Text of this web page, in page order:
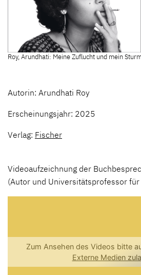
Roy, Arundhati: Meine Zuflucht und mein
Autorin: Arundhati Roy
Erscheinungsjahr: 2025
Verlag: Fischer
Videoaufzeichnung der
(Autor und Universitätsprofessor